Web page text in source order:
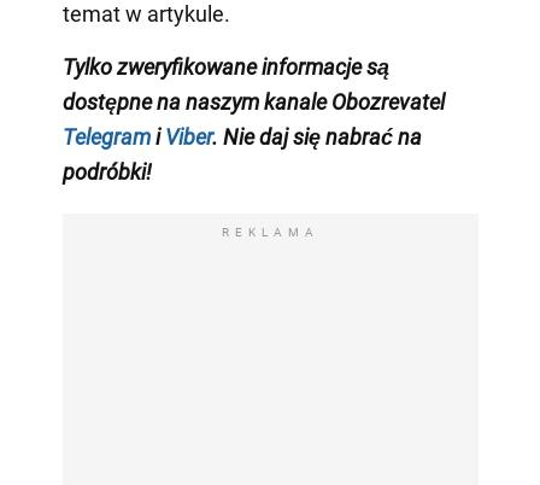
temat w artykule.
Tylko zweryfikowane informacje są
dostępne na naszym kanale Obozrevatel
TelegramiViber. Nie daj się nabrać na
podróbki!
REKLAMA